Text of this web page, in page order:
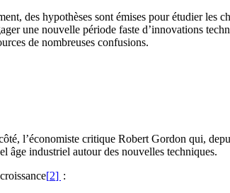
des hypothèses sont émises pour étudier
une nouvelle période faste d’innovations
de nombreuses confusions.
l’économiste critique Robert Gordon qui,
âge industriel autour des nouvelles techniques.
[2] :